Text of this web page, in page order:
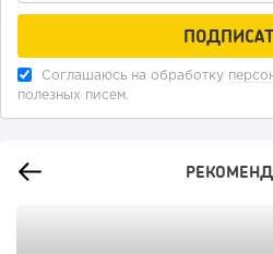
Соглашаюсь на обработку
полезных писем.